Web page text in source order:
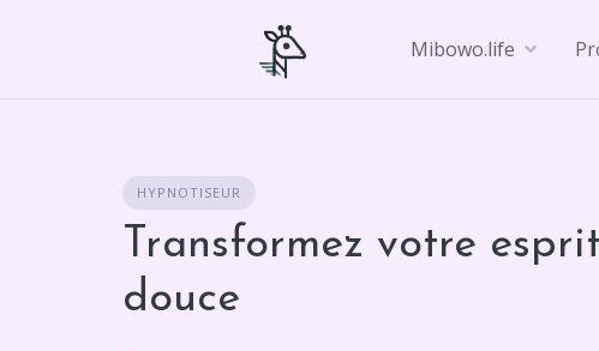
Mibowo.life
HYPNOTISEUR
Transformez votre
douce